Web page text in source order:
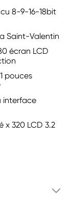
8-9-16-18bit
Saint-Valentin
écran LCD
pouces
interface
x 320 LCD 3.2
